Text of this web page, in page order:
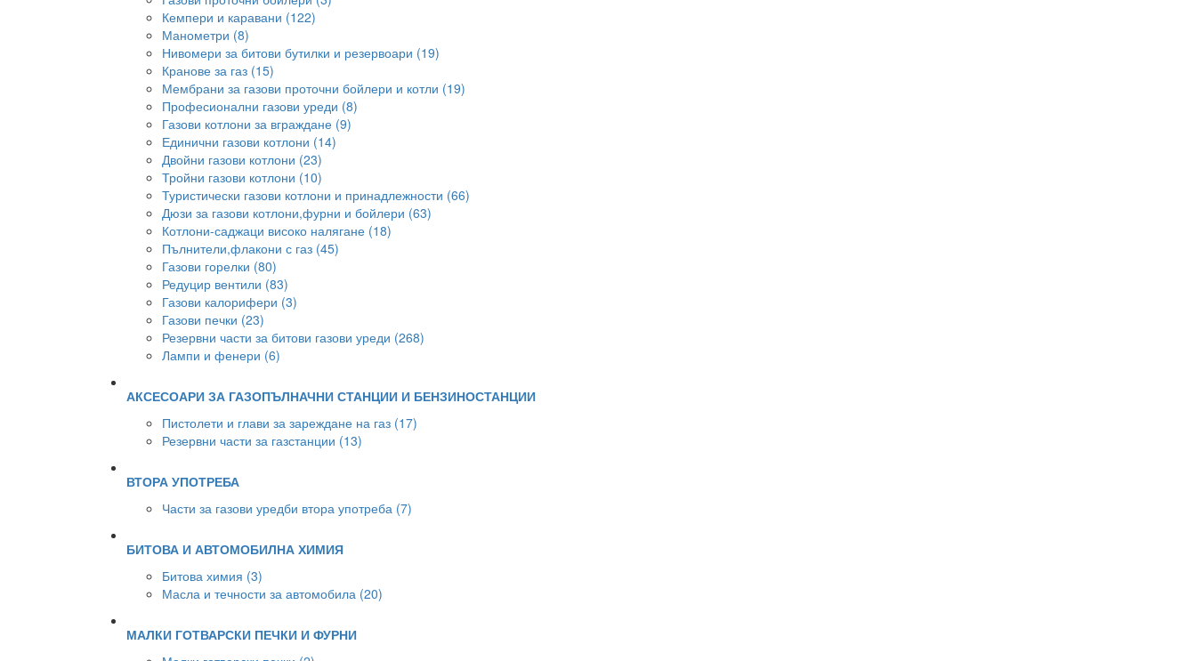
Кемпери и каравани (122)
Манометри (8)
Нивомери за битови бутилки и резервоари (19)
Кранове за газ (15)
Мембрани за газови проточни бойлери и котли (19)
Професионални газови уреди (8)
Газови котлони за вграждане (9)
Единични газови котлони (14)
Двойни газови котлони (23)
Тройни газови котлони (10)
Туристически газови котлони и принадлежности (66)
Дюзи за газови котлони,фурни и бойлери (63)
Котлони-саджаци високо налягане (18)
Пълнители,флакони с газ (45)
Газови горелки (80)
Редуцир вентили (83)
Газови калорифери (3)
Газови печки (23)
Резервни части за битови газови уреди (268)
Лампи и фенери (6)
АКСЕСОАРИ ЗА ГАЗОПЪЛНАЧНИ СТАНЦИИ И БЕНЗИНОСТАНЦИИ
Пистолети и глави за зареждане на газ (17)
Резервни части за газстанции (13)
ВТОРА УПОТРЕБА
Части за газови уредби втора употреба (7)
БИТОВА И АВТОМОБИЛНА ХИМИЯ
Битова химия (3)
Масла и течности за автомобила (20)
МАЛКИ ГОТВАРСКИ ПЕЧКИ И ФУРНИ